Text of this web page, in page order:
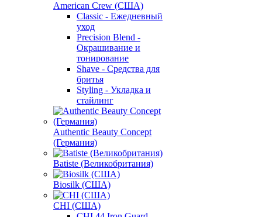
American Crew (США)
Classic - Ежедневный
уход
Precision Blend -
Окрашивание и
тонирование
Shave - Средства для
бритья
Styling - Укладка и
стайлинг
Authentic Beauty Concept
(Германия)
Batiste (Великобритания)
Biosilk (США)
CHI (США)